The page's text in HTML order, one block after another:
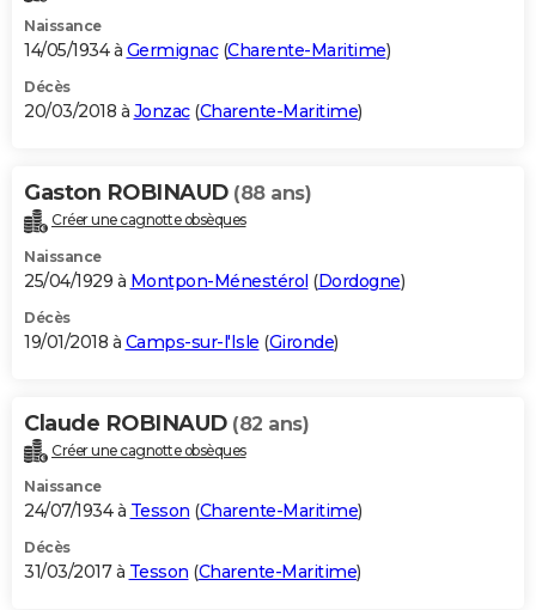
Naissance
14/05/1934 à Germignac(Charente-Maritime)
Décès
20/03/2018 à Jonzac(Charente-Maritime)
Gaston ROBINAUD (88 ans)
Créer une cagnotte obsèques
Naissance
25/04/1929 à Montpon-Ménestérol (Dordogne)
Décès
19/01/2018 à Camps-sur-l'Isle (Gironde)
Claude ROBINAUD (82 ans)
Créer une cagnotte obsèques
Naissance
24/07/1934 à Tesson (Charente-Maritime)
Décès
31/03/2017 à Tesson (Charente-Maritime)